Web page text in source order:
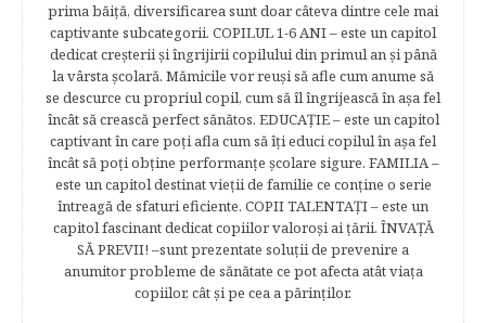
prima băiţă, diversificarea sunt doar câteva dintre cele mai
captivante subcategorii. COPILUL 1-6 ANI – este un capitol
dedicat creşterii şi îngrijirii copilului din primul an şi până
la vârsta şcolară. Mămicile vor reuşi să afle cum anume să
se descurce cu propriul copil, cum să îl îngrijească în aşa fel
încât să crească perfect sănătos. EDUCAŢIE – este un capitol
captivant în care poţi afla cum să îţi educi copilul în aşa fel
încât să poţi obţine performanţe şcolare sigure. FAMILIA –
este un capitol destinat vieţii de familie ce conţine o serie
întreagă de sfaturi eficiente. COPII TALENTAŢI – este un
capitol fascinant dedicat copiilor valoroși ai țării. ÎNVAŢĂ
SĂ PREVII! –sunt prezentate soluţii de prevenire a
anumitor probleme de sănătate ce pot afecta atât viaţa
copiilor, cât şi pe cea a părinţilor.